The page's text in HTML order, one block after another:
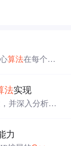
算法在每个决
同时指出常见
。
法实现
并深入分析了
的核心思想。
力